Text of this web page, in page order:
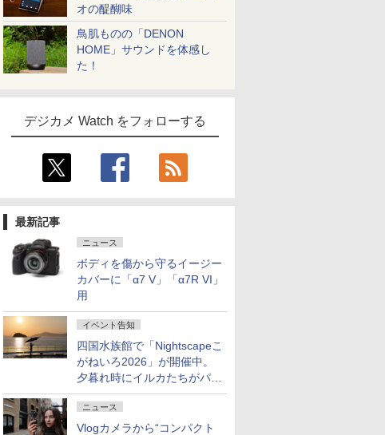
オの醍醐味
鳥肌ものの「DENON
HOME」サウンドを体感し
た！
デジカメ Watch をフォローする
最新記事
ニュース
ボディを傷から守るイージー
カバーに「α7 V」「α7R VI」
用
イベント告知
四国水族館で「Nightscapeこ
がねいろ2026」が開催中。
夕暮れ時にイルカたちがパフ
ォーマンスを繰り広げる
ニュース
Vlogカメラから“コンパクト